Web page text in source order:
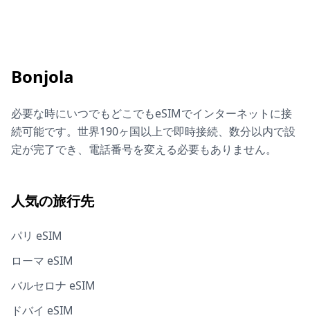
Bonjola
必要な時にいつでもどこでもeSIMでインターネットに接
続可能です。世界190ヶ国以上で即時接続、数分以内で設
定が完了でき、電話番号を変える必要もありません。
人気の旅行先
パリ eSIM
ローマ eSIM
バルセロナ eSIM
ドバイ eSIM